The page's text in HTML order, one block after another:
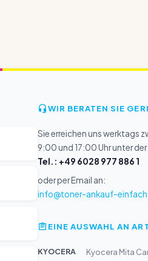
WIR BERATEN SIE
Sie erreichen uns werktags
9:00 und 17:00 Uhr unter
Tel.: +49 6028 977 886 1
oder per Email an:
info@toner-ankauf-
EINE AUSWAHL AN
KYOCERA
Kyocera Mita